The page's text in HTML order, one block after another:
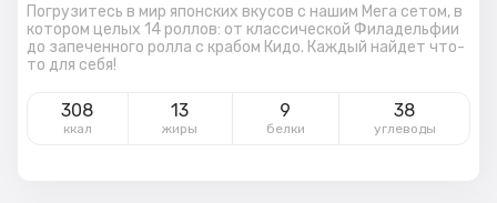
Погрузитесь в мир японских вкусов с нашим Мега сетом, в
котором целых 14 роллов: от классической Филадельфии
до запеченного ролла с крабом Кидо. Каждый найдет что-
то для себя!
308
ккал
13
жиры
9
белки
38
углеводы